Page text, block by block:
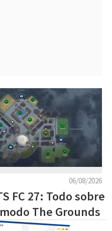
06/08/2026
FC 27: Todo sobre
The Grounds